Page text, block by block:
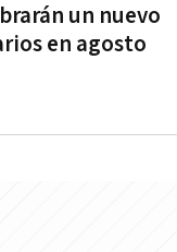
un nuevo
en agosto